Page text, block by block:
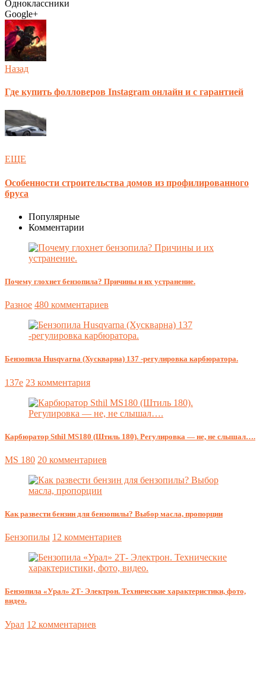
Одноклассники
Google+
Назад
Где купить фолловеров Instagram онлайн и с гарантией
ЕЩЕ
Особенности строительства домов из профилированного
бруса
Популярные
Комментарии
Почему глохнет бензопила? Причины и их устранение.
Разное 480 комментариев
Бензопила Husqvarna (Хускварна) 137 -регулировка карбюратора.
137e 23 комментария
Карбюратор Sthil MS180 (Штиль 180). Регулировка — не, не слышал….
MS 180 20 комментариев
Как развести бензин для бензопилы? Выбор масла, пропорции
Бензопилы 12 комментариев
Бензопила «Урал» 2Т- Электрон. Технические характеристики, фото,
видео.
Урал 12 комментариев